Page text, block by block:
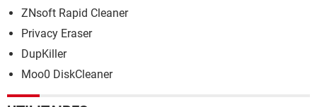
ZNsoft Rapid Cleaner
Privacy Eraser
DupKiller
Moo0 DiskCleaner